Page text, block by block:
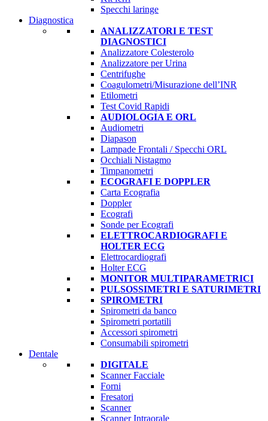
Specchi laringe
Diagnostica
ANALIZZATORI E TEST
DIAGNOSTICI
Analizzatore Colesterolo
Analizzatore per Urina
Centrifughe
Coagulometri/Misurazione dell’INR
Etilometri
Test Covid Rapidi
AUDIOLOGIA E ORL
Audiometri
Diapason
Lampade Frontali / Specchi ORL
Occhiali Nistagmo
Timpanometri
ECOGRAFI E DOPPLER
Carta Ecografia
Doppler
Ecografi
Sonde per Ecografi
ELETTROCARDIOGRAFI E
HOLTER ECG
Elettrocardiografi
Holter ECG
MONITOR MULTIPARAMETRICI
PULSOSSIMETRI E SATURIMETRI
SPIROMETRI
Spirometri da banco
Spirometri portatili
Accessori spirometri
Consumabili spirometri
Dentale
DIGITALE
Scanner Facciale
Forni
Fresatori
Scanner
Scanner Intraorale